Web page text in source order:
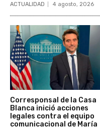
ACTUALIDAD 4 agosto, 2026
Corresponsal de la Casa
Blanca inició acciones
legales contra el equipo
comunicacional de María